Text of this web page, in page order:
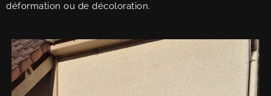
déformation ou de décoloration.